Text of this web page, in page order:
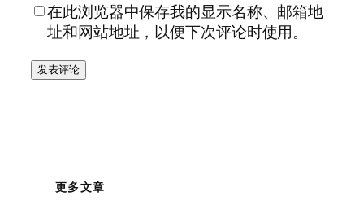
在此浏览器中保存我的显示名称、邮箱地
址和网站地址，以便下次评论时使用。
更多文章